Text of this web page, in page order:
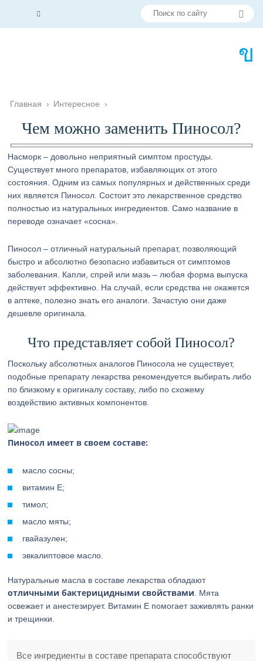
Главная › Интересное ›
Чем можно заменить Пиносол?
Насморк – довольно неприятный симптом простуды.
Существует много препаратов, избавляющих от этого
состояния. Одним из самых популярных и действенных среди
них является Пиносол. Состоит это лекарственное средство
полностью из натуральных ингредиентов. Само название в
переводе означает «сосна».
Пиносол – отличный натуральный препарат, позволяющий
быстро и абсолютно безопасно избавиться от симптомов
заболевания. Капли, спрей или мазь – любая форма выпуска
действует эффективно. На случай, если средства не окажется
в аптеке, полезно знать его аналоги. Зачастую они даже
дешевле оригинала.
Что представляет собой Пиносол?
Поскольку абсолютных аналогов Пиносола не существует,
подобные препарату лекарства рекомендуется выбирать либо
по близкому к оригиналу составу, либо по схожему
воздействию активных компонентов.
Пиносол имеет в своем составе:
масло сосны;
витамин Е;
тимол;
масло мяты;
гвайазулен;
эвкалиптовое масло.
Натуральные масла в составе лекарства обладают
отличными бактерицидными свойствами . Мята
освежает и анестезирует. Витамин Е помогает заживлять ранки
и трещинки.
Все ингредиенты в составе препарата способствуют